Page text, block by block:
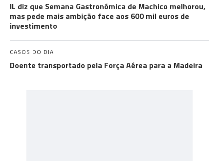
IL diz que Semana Gastronómica de Machico melhorou,
mas pede mais ambição face aos 600 mil euros de
investimento
CASOS DO DIA
Doente transportado pela Força Aérea para a Madeira